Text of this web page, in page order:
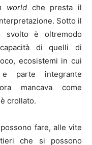
worldche presta il
Sotto il
svolto è oltremodo
di quelli di
ecosistemi in cui
parte integrante
mancava come
crollato.
fare, alle vite
che si possono